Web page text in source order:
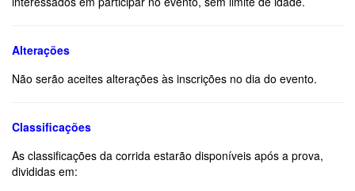
Alterações
Não serão aceites alterações às inscrições no dia do evento.
Classificações
As classificações da corrida estarão disponíveis após a prova,
divididas em: